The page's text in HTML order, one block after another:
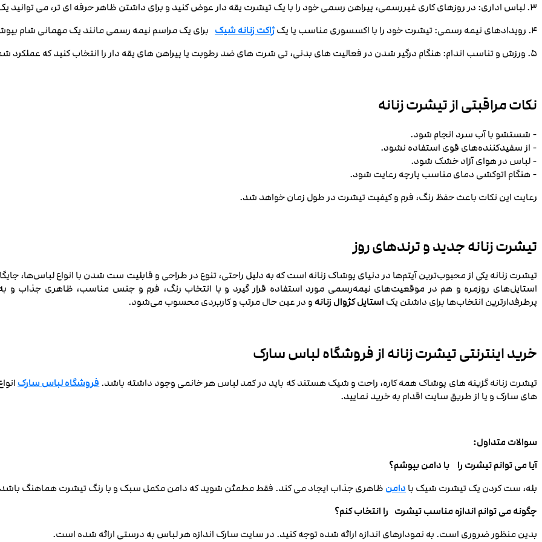
3. لباس اداری: در روزهای کاری غیررسمی، پیراهن رسمی خود را با یک تیشرت یقه دار عوض کنید و برای داشتن ظاهر حرفه ای تر، می توانید یک کت بلیزر اضافه کنید.
4. رویدادهای نیمه رسمی: تیشرت خود را با اکسسوری مناسب یا یک
ژاکت زنانه شیک برای یک مراسم نیمه رسمی مانند یک مهمانی شام
5. ورزش و تناسب اندام: هنگام درگیر شدن در فعالیت های بدنی، تی شرت های ضد رطوبت یا پیراهن های یقه دار را انتخاب کنید که عملکرد شما را افزایش داده و راحتی را فراهم می کند.
نکات مراقبتی از تیشرت زنانه
- شستشو با آب سرد انجام شود.
- از سفیدکننده‌های قوی استفاده نشود.
- لباس در هوای آزاد خشک شود.
- هنگام اتوکشی دمای مناسب پارچه رعایت شود.
رعایت این نکات باعث حفظ رنگ، فرم و کیفیت تیشرت در طول زمان خواهد شد.
تیشرت زنانه جدید و ترندهای روز
تیشرت زنانه یکی از محبوب‌ترین آیتم‌ها در دنیای پوشاک زنانه است که به دلیل راحتی، تنوع در طراحی و قابلیت ست شدن با انواع لباس‌ها،
استایل‌های روزمره و هم در موقعیت‌های نیمه‌رسمی مورد استفاده قرار گیرد و با انتخاب رنگ، فرم و جنس مناسب، ظاهری جذاب و
پرطرفدارترین انتخاب‌ها برای داشتن یک استایل کژوال زنانه و در عین حال مرتب و کاربردی محسوب می‌شود.
خرید اینترنتی تیشرت زنانه از فروشگاه لباس سارک
تیشرت زنانه گزینه های پوشاک همه کاره، راحت و شیک هستند که باید در کمد لباس هر خانمی وجود داشته باشد. فروشگاه لباس سارک
های سارک و یا از طریق سایت اقدام به خرید نمایید.
سوالات متداول:
آیا می توانم تیشرت را با دامن بپوشم؟
بله، ست کردن یک تیشرت شیک با دامن ظاهری جذاب ایجاد می‌ کند. فقط مطمئن شوید که دامن مکمل سبک و با رنگ تیشرت هماهنگ
چگونه می توانم اندازه مناسب تیشرت را انتخاب کنم؟
بدین منظور ضروری است. به نمودارهای اندازه ارائه شده توجه کنید. در سایت سارک اندازه هر لباس به درستی ارائه شده است.